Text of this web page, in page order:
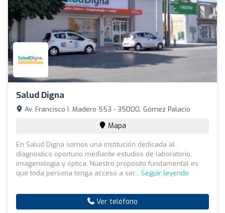
Salud Digna
Av. Francisco I. Madero 553 - 35000, Gómez Palacio
Mapa
En Salud Digna somos una institución dedicada al
diagnóstico oportuno mediante estudios de laboratorio,
imagenología y óptica. Nuestro propósito fundamental es
que toda persona tenga acceso a ser... Seguir leyendo
Ver teléfono